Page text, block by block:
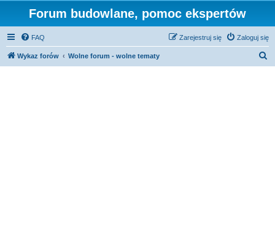
Forum budowlane, pomoc ekspertów
FAQ Zaloguj się
Zarejestruj się
Wykaz forów Wolne forum - wolne tematy